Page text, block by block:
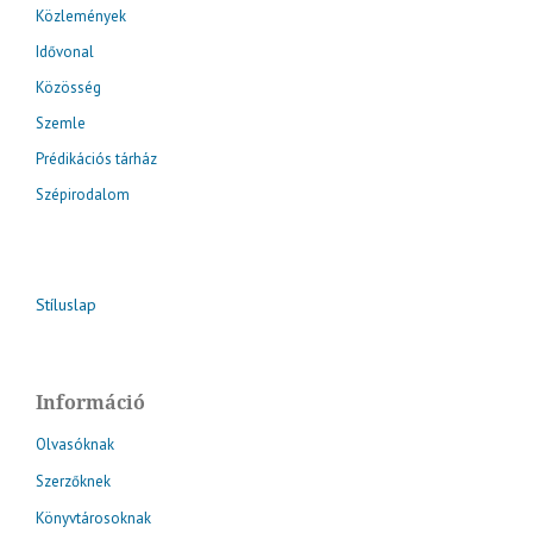
Közlemények
Idővonal
Közösség
Szemle
Prédikációs tárház
Szépirodalom
Stíluslap
Információ
Olvasóknak
Szerzőknek
Könyvtárosoknak